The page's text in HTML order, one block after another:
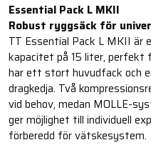
Essential Pack L MKII
Robust ryggsäck för
TT Essential Pack L MKII är
kapacitet på 15 liter, perfekt
har ett stort huvudfack och
dragkedja. Två
vid behov, medan MOLLE-
ger möjlighet till individuell
förberedd för vätskesystem.